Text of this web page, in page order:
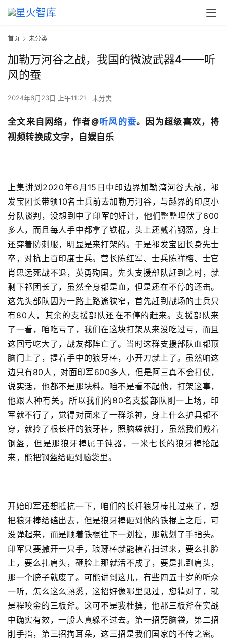
首页 未分类
加勒万河谷之战，我国的微波武器4——听
风的蚕
2024年6月23日 上午11:21 未分类
全文来自网络，作者@听风的蚕。因为超级喜欢，将
视频转换成文字，自娱自乐
上集讲到2020年6月15日中印边界加勒湾河谷大战，祁
发宝团长带领10名士兵前去加勒万河谷，与越界的印度小
分队谈判，没想到中了印军的奸计，他们整整埋伏了600
多人，而且每人手中都拿了铁棍，头上还戴着钢盔，身上
还穿着防刺服，明显是来打架的。于是祁发宝团长身先士
卒，对抗上百印度士兵。营长陈红军、士兵陈祥榕、士官
肖思远死战不退，英勇殉国。先头支援部队赶到之时，就
剩下祁团长了，虽然全身都是血，但是还在不停的还击。
这先头部队因为一路上路途狭窄，首先赶到战场的士兵只
有80人，其余的支援部队还在不停的赶来。支援部队来
了一看，咱吃亏了，我们在这块打架从来没吃过亏，而且
这回亏吃大了，战友都阵亡了。当时这群支援部队血都顶
脑门上了，提着手中的狼牙棒，小开刀就上了。虽然咱这
边只有80人，对面印军600多人，但是阿三真不会打仗，
说实话，他都不是那块料。咱不是看不起他，打架这事，
他跟人种有关。所以我们的80名支援部队刚一上场，印
军就不行了，觉得对面来了一群杀神，身上什么护具都不
穿，就拎了根长杆的狼牙棒，照脑袋就打，虽然我们戴着
钢盔，但是那狼牙棒属于钝器，一米七长的狼牙棒抡起
来，能把钢盔给砸到脑袋里。
开始印军还想抵抗一下，咱们的长杆狼牙棒扎过来了，想
把狼牙棒给磕出去，但是狼牙棒砸到他的铁棍上之后，可
没弹起来，而是顺着铁棍往下一划拉，那就划了手指头。
印军只要撒开一只手，琅琊棒就能横着扫过来，要么扎脸
上，要么扎肩头，砸脸上那就活不成了，要是扎到肩头，
那一个膀子就废了。可能讲到这儿，有些四五十岁的听众
一听，怎么这么熟悉，这招好像哪里见过，您猜对了，就
是程咬金的三板斧。这可不是我杜撰，他那三板斧在实战
中确实有效，一般人真躲不过去。第一招劈脑袋，第二招
削手指，第三招掏耳朵，这三招是我们国家的不传之密。